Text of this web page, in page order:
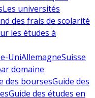
Les universités
des frais de scolarité
les études à
UniAllemagneSuisse
domaine
des boursesGuide des
Guide des études en